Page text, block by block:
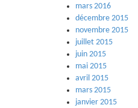
mars 2016
décembre 2015
novembre 2015
juillet 2015
juin 2015
mai 2015
avril 2015
mars 2015
janvier 2015